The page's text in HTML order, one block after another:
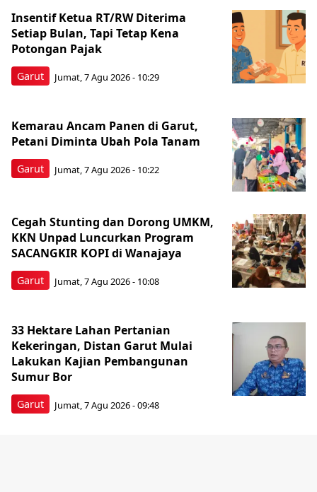
Garut
Insentif Ketua RT/RW Diterima
Setiap Bulan, Tapi Tetap Kena
Potongan Pajak
Jumat, 7 Agu 2026 - 10:29
Garut
Kemarau Ancam Panen di Garut,
Petani Diminta Ubah Pola Tanam
Jumat, 7 Agu 2026 - 10:22
Garut
Cegah Stunting dan Dorong UMKM,
KKN Unpad Luncurkan Program
SACANGKIR KOPI di Wanajaya
Jumat, 7 Agu 2026 - 10:08
Garut
33 Hektare Lahan Pertanian
Kekeringan, Distan Garut Mulai
Lakukan Kajian Pembangunan
Sumur Bor
Jumat, 7 Agu 2026 - 09:48